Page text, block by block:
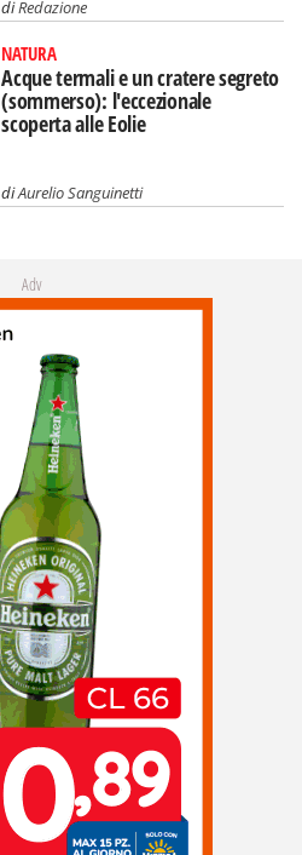
diRedazione
NATURA
Acque termali e un cratere segreto
(sommerso): l'eccezionale
scoperta alle Eolie
diAurelio Sanguinetti
Adv